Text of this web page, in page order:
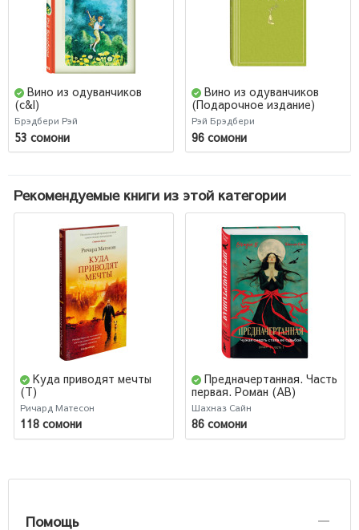
Вино из одуванчиков
(c&l)
Брэдбери Рэй
53 сомони
Вино из одуванчиков
(Подарочное издание)
Рэй Брэдбери
96 сомони
Рекомендуемые книги из этой категории
Куда приводят мечты
(Т)
Ричард Матесон
118 сомони
Предначертанная. Часть
первая. Роман (AB)
Шахназ Сайн
86 сомони
Помощь